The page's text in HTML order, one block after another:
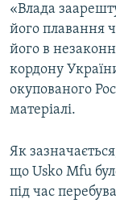
ВІДЕОУРОКИ
СВІДЧЕННЯ
УКРАЇНСЬКА
ІНФОГРАФІКА
Русский
Qırımtatar
ДОЛУЧАЙСЯ!
Усі сайти
«Влада
його плавання
його в
кордону
окупованого
матеріалі.
Як
що Usko Mfu
під час